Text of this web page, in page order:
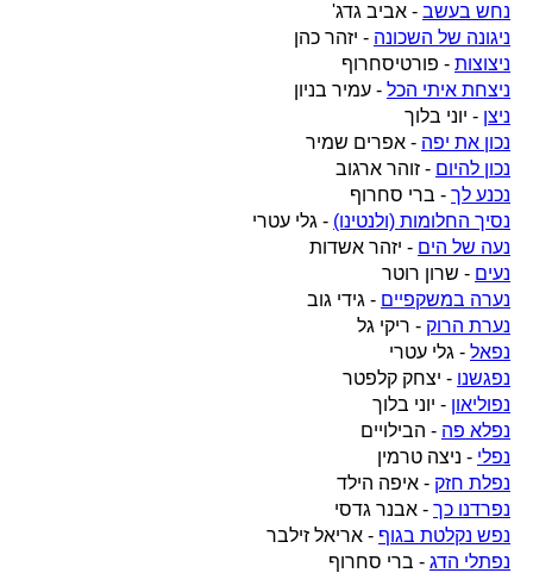
נחש בעשב - אביב גדג'
ניגונה של השכונה - יזהר כהן
ניצוצות - פורטיסחרוף
ניצחת איתי הכל - עמיר בניון
ניצן - יוני בלוך
נכון את יפה - אפרים שמיר
נכון להיום - זוהר ארגוב
נכנע לך - ברי סחרוף
נסיך החלומות (ולנטינו) - גלי עטרי
נעה של הים - יזהר אשדות
נעים - שרון רוטר
נערה במשקפיים - גידי גוב
נערת הרוק - ריקי גל
נפאל - גלי עטרי
נפגשנו - יצחק קלפטר
נפוליאון - יוני בלוך
נפלא פה - הבילויים
נפלי - ניצה טרמין
נפלת חזק - איפה הילד
נפרדנו כך - אבנר גדסי
נפש נקלטת בגוף - אריאל זילבר
נפתלי הדג - ברי סחרוף